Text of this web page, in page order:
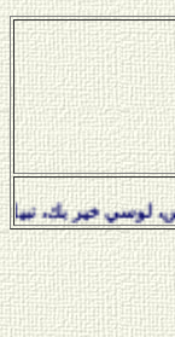
نبيل سلامة،